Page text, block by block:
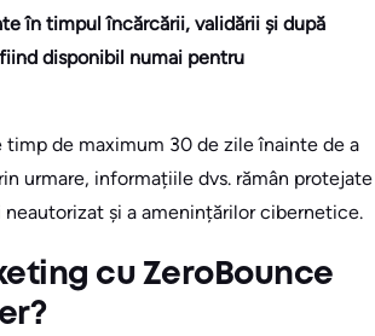
în timpul încărcării, validării și după
disponibil numai pentru
timp de maximum 30 de zile înainte de a
urmare, informațiile dvs. rămân protejate
și a amenințărilor cibernetice.
cu ZeroBounce